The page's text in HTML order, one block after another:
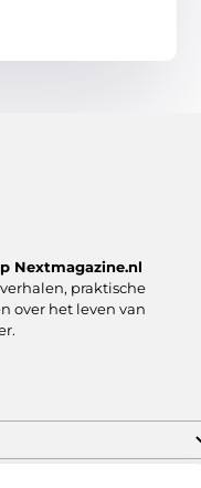
Nextmagazine.nl
praktische
over het leven van